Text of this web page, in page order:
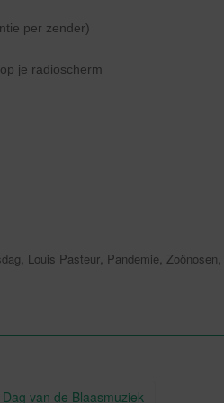
per zender)
je radioscherm
, Louis Pasteur, Pandemie, Zoönosen,
van de Blaasmuziek